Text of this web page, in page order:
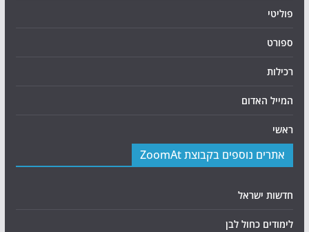
פוליטי
ספורט
רכילות
המייל האדום
ראשי
אתרים נוספים בקבוצת ZoomAt
חדשות ישראל
לימודים כחול לבן